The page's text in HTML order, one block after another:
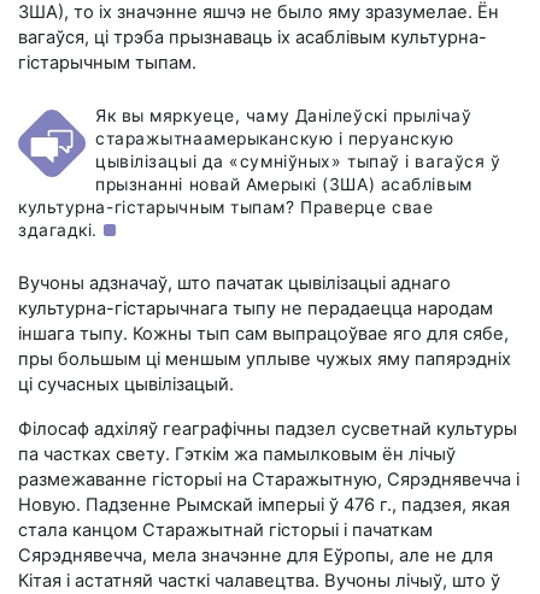
ЗША), то іх значэнне яшчэ не было яму зразумелае. Ён
вагаўся, ці трэба прызнаваць іх асаблівым культурна-
гістарычным тыпам.
Як вы мяркуеце, чаму Данілеўскі прылічаў
старажытнаамерыканскую і перуанскую
цывілізацыі да «сумніўных» тыпаў і вагаўся ў
прызнанні новай Амерыкі (ЗША) асаблівым
культурна-гістарычным тыпам? Праверце свае
здагадкі.
Вучоны адзначаў, што пачатак цывілізацыі аднаго
культурна-гістарычнага тыпу не перадаецца народам
іншага тыпу. Кожны тып сам выпрацоўвае яго для сябе,
пры большым ці меншым уплыве чужых яму папярэдніх
ці сучасных цывілізацый.
Філосаф адхіляў геаграфічны падзел сусветнай культуры
па частках свету. Гэткім жа памылковым ён лічыў
размежаванне гісторыі на Старажытную, Сярэднявечча і
Новую. Падзенне Рымскай імперыі ў 476 г., падзея, якая
стала канцом Старажытнай гісторыі і пачаткам
Сярэднявечча, мела значэнне для Еўропы, але не для
Кітая і астатняй часткі чалавецтва. Вучоны лічыў, што ў